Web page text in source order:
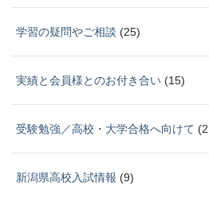
学習の疑問やご相談 (25)
実績と会員様とのお付き合い (15)
受験勉強／高校・大学合格へ向けて
新潟県高校入試情報 (9)